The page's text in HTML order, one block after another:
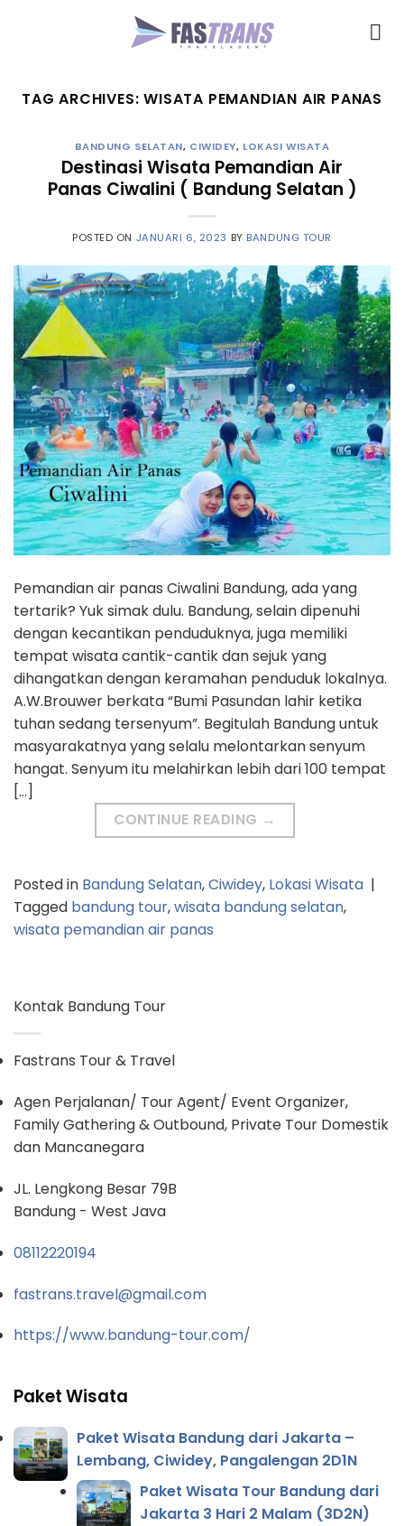
TAG ARCHIVES:WISATA PEMANDIAN AIR PANAS
BANDUNG SELATAN, CIWIDEY, LOKASI WISATA
Destinasi Wisata Pemandian Air
Panas Ciwalini ( Bandung Selatan )
POSTED ON JANUARI 6, 2023 BY BANDUNG TOUR
Pemandian air panas Ciwalini Bandung, ada yang
tertarik? Yuk simak dulu. Bandung, selain dipenuhi
dengan kecantikan penduduknya, juga memiliki
tempat wisata cantik-cantik dan sejuk yang
dihangatkan dengan keramahan penduduk lokalnya.
A.W.Brouwer berkata “Bumi Pasundan lahir ketika
tuhan sedang tersenyum”. Begitulah Bandung untuk
masyarakatnya yang selalu melontarkan senyum
hangat. Senyum itu melahirkan lebih dari 100 tempat
[…]
CONTINUE READING →
Posted in Bandung Selatan,Ciwidey, Lokasi Wisata |
Tagged bandung tour,wisata bandung selatan,
wisata pemandian air panas
Kontak Bandung Tour
Fastrans Tour & Travel
Agen Perjalanan/ Tour Agent/ Event Organizer,
Family Gathering & Outbound, Private Tour Domestik
dan Mancanegara
JL. Lengkong Besar 79B
Bandung - West Java
08112220194
fastrans.travel@gmail.com
https://www.bandung-tour.com/
Paket Wisata
Paket Wisata Bandung dari Jakarta –
Lembang, Ciwidey, Pangalengan 2D1N
Paket Wisata Tour Bandung dari
Jakarta 3 Hari 2 Malam (3D2N)